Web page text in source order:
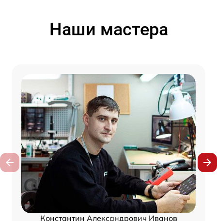
Наши мастера
Константин Александрович Иванов